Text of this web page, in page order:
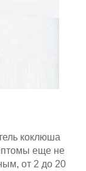
коклюша
еще не
от 2 до 20